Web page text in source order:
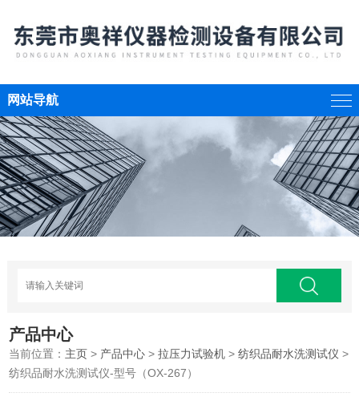
网站导航
产品中心
当前位置： 主页 > 产品中心 >拉压力试验机 >纺织品耐水洗测试仪 >
纺织品耐水洗测试仪-型号（OX-267）